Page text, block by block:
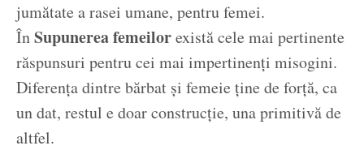
jumătate a rasei umane, pentru femei.
ÎnSupunerea femeilorexistă cele mai pertinente
răspunsuri pentru cei mai impertinenți misogini.
Diferența dintre bărbat și femeie ține de forță, ca
un dat, restul e doar construcție, una primitivă de
altfel.